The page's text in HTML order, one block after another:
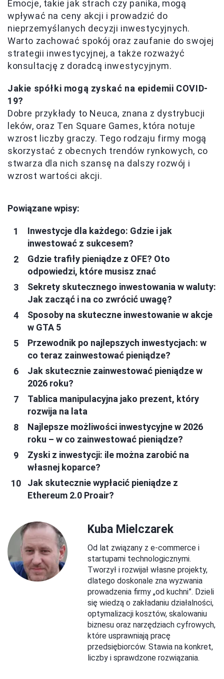
Emocje, takie jak strach czy panika, mogą
wpływać na ceny akcji i prowadzić do
nieprzemyślanych decyzji inwestycyjnych.
Warto zachować spokój oraz zaufanie do swojej
strategii inwestycyjnej, a także rozważyć
konsultację z doradcą inwestycyjnym.
Jakie spółki mogą zyskać na epidemii COVID-
19?
Dobre przykłady to Neuca, znana z dystrybucji
leków, oraz Ten Square Games, która notuje
wzrost liczby graczy. Tego rodzaju firmy mogą
skorzystać z obecnych trendów rynkowych, co
stwarza dla nich szansę na dalszy rozwój i
wzrost wartości akcji.
Powiązane wpisy:
Inwestycje dla każdego: Gdzie i jak
inwestować z sukcesem?
Gdzie trafiły pieniądze z OFE? Oto
odpowiedzi, które musisz znać
Sekrety skutecznego inwestowania w waluty:
Jak zacząć i na co zwrócić uwagę?
Sposoby na skuteczne inwestowanie w akcje
w GTA 5
Przewodnik po najlepszych inwestycjach: w
co teraz zainwestować pieniądze?
Jak skutecznie zainwestować pieniądze w
2026 roku?
Tablica manipulacyjna jako prezent, który
rozwija na lata
Najlepsze możliwości inwestycyjne w 2026
roku – w co zainwestować pieniądze?
Zyski z inwestycji: ile można zarobić na
własnej koparce?
Jak skutecznie wypłacić pieniądze z
Ethereum 2.0 Proair?
Kuba Mielczarek
Od lat związany z e-commerce i
startupami technologicznymi.
Tworzył i rozwijał własne projekty,
dlatego doskonale zna wyzwania
prowadzenia firmy „od kuchni”. Dzieli
się wiedzą o zakładaniu działalności,
optymalizacji kosztów, skalowaniu
biznesu oraz narzędziach cyfrowych,
które usprawniają pracę
przedsiębiorców. Stawia na konkret,
liczby i sprawdzone rozwiązania.